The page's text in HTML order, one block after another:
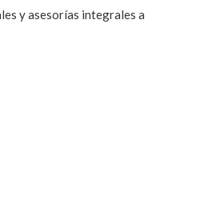
y asesorías integrales a